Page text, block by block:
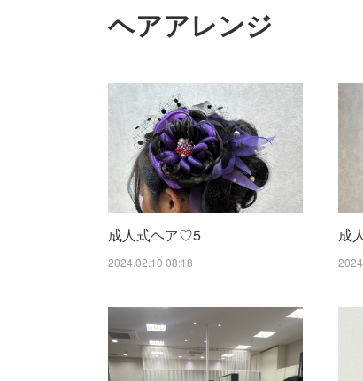
ヘアアレンジ
成人式ヘア♡5
2024.02.10 08:18
成